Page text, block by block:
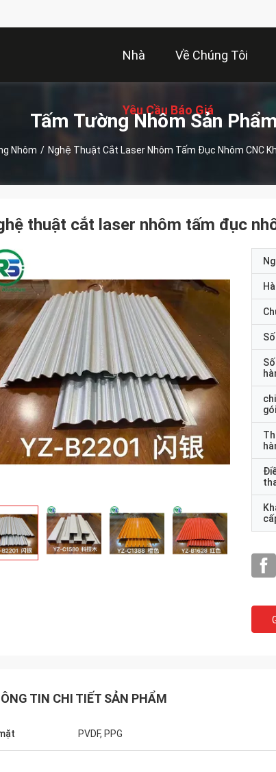
Nhà Về Chúng Tôi
Yêu Cầu Báo Giá
Tấm Tường Nhôm Sản Phẩm
Nhôm / Nghệ Thuật Cắt Laser Nhôm Tấm Đục Nhôm CNC
thuật cắt laser nhôm tấm đục
gói
TIN CHI TIẾT SẢN PHẨM
PVDF, PPG